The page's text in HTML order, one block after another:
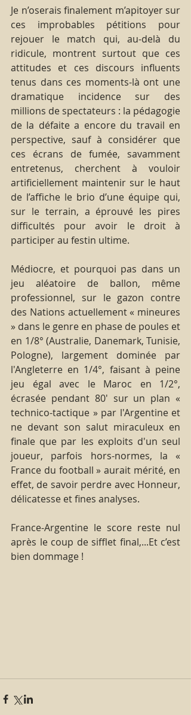
Je n’oserais finalement m’apitoyer sur
ces improbables pétitions pour
rejouer le match qui, au-delà du
ridicule, montrent surtout que ces
attitudes et ces discours influents
tenus dans ces moments-là ont une
dramatique incidence sur des
millions de spectateurs : la pédagogie
de la défaite a encore du travail en
perspective, sauf à considérer que
ces écrans de fumée, savamment
entretenus, cherchent à vouloir
artificiellement maintenir sur le haut
de l’affiche le brio d’une équipe qui,
sur le terrain, a éprouvé les pires
difficultés pour avoir le droit à
participer au festin ultime.
Médiocre, et pourquoi pas dans un
jeu aléatoire de ballon, même
professionnel, sur le gazon contre
des Nations actuellement « mineures
» dans le genre en phase de poules et
en 1/8° (Australie, Danemark, Tunisie,
Pologne), largement dominée par
l'Angleterre en 1/4°, faisant à peine
jeu égal avec le Maroc en 1/2°,
écrasée pendant 80' sur un plan «
technico-tactique » par l'Argentine et
ne devant son salut miraculeux en
finale que par les exploits d'un seul
joueur, parfois hors-normes, la «
France du football » aurait mérité, en
effet, de savoir perdre avec Honneur,
délicatesse et fines analyses.
France-Argentine le score reste nul
après le coup de sifflet final,...Et c’est
bien dommage !